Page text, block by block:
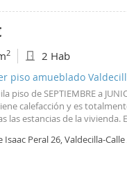
al este. El baño esta
eléctrica , las ventanas
empleados en las
y es muy soleado todo
, Fácil aparcamiento en la
oportunidad y solicite una
2 2 Hab
piso amueblado
piso de SEPTIEMBRE a
calefacción y es
las estancias de la vivienda.
Isaac Peral 26, Valdecilla-